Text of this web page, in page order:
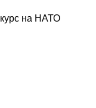
на НАТО